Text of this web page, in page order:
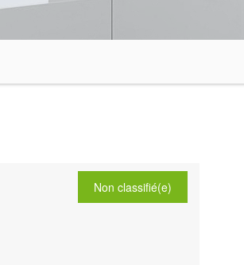
Non classifié(e)